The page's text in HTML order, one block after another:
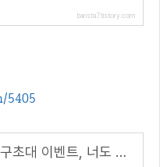
barista7.tistory.com
5405
앱테크, 샵백 친구초대 이벤트, 너도 나도 1만1천원 보너스(초대 코드 : UVOsnO)